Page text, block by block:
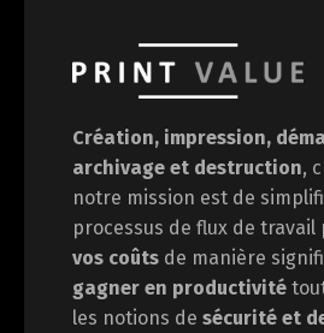
Création, impression,
archivage et destruction,
notre mission est de
processus de flux de travail
vos coûts de manière
gagner en productivité
les notions de sécurité et